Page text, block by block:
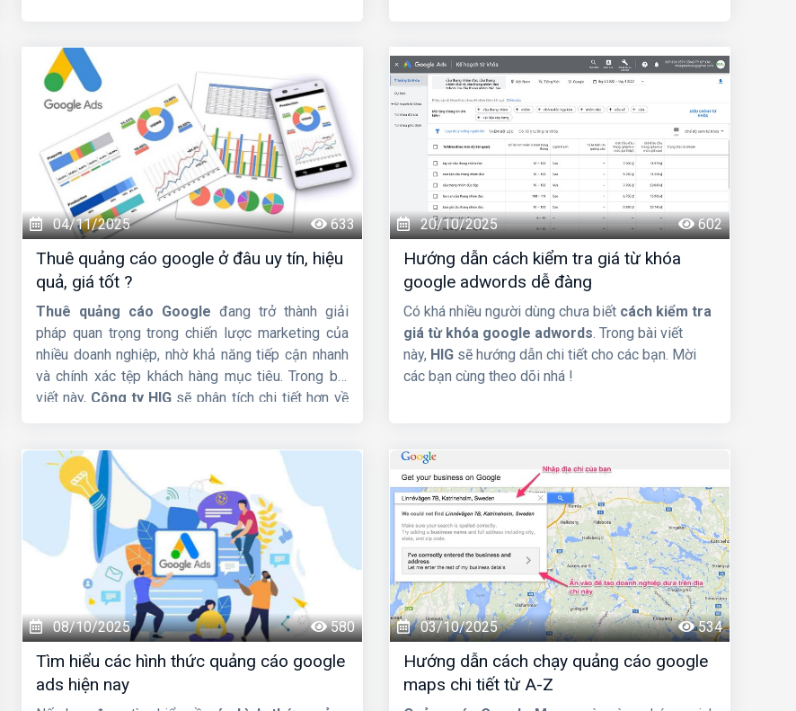
04/11/2025 633
Thuê quảng cáo google ở đâu uy tín, hiệu
quả, giá tốt ?
Thuê quảng cáo Google đang trở thành giải
pháp quan trọng trong chiến lược marketing của
nhiều doanh nghiệp, nhờ khả năng tiếp cận nhanh
và chính xác tệp khách hàng mục tiêu. Trong bài
viết này, Công ty HIGsẽ phân tích chi tiết hơn về
20/10/2025 602
Hướng dẫn cách kiểm tra giá từ khóa
google adwords dễ đàng
Có khá nhiều người dùng chưa biết cách kiểm tra
giá từ khóa google adwords. Trong bài viết
này, HIGsẽ hướng dẫn chi tiết cho các bạn. Mời
các bạn cùng theo dõi nhá !
08/10/2025 580
Tìm hiểu các hình thức quảng cáo google
ads hiện nay
03/10/2025 534
Hướng dẫn cách chạy quảng cáo google
maps chi tiết từ A-Z